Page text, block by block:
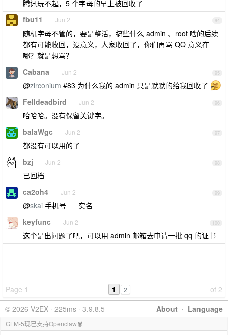
腾讯玩不起，5 个字母的早上被回收了
94
fbu11 Jun 2
随机字母不管的，要是整活，搞些什么 admin 、root 啥的后续
都有可能收回，没意义，人家收回了，你们再骂 QQ 意义在
哪？就是想骂？
95
Cabana Jun 2
@zirconium #83 为什么我的 admin 只是默默的给我回收了
96
Felldeadbird Jun 2
哈哈哈。没有保留关键字。
97
balaWgc Jun 2
都没有可以用的了
98
bzj Jun 2
已回档
99
ca2oh4 Jun 2
@skai 手机号 == 实名
100
keyfunc Jun 2
这个是出问题了吧，可以用 admin 邮箱去申请一批 qq 的证书
Page 1 of 2
1 2
About · Language
© 2026 V2EX · 225ms · 3.9.8.5
GLM-5现已支持Openclaw🦞